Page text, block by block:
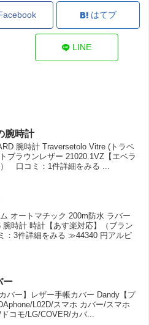
はてブ
LINE
腕時計
腕時計 Traversetolo Vitre (トラベ
ブラウンレザー 21020.1VZ【エベラ
口コミ：1件詳細をみる ...
オートマチック 200m防水 ラバー
時計 時計【あす楽対応】（ブラン
3件詳細をみる ≫44340 円アルピ
ー
バー】レザー手帳カバー Dandy【プ
L02D/スマホ カバー/スマホ
コモ/LG/COVER/カバ...